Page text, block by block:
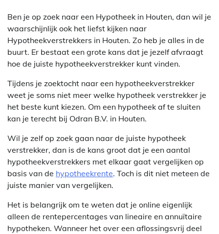
Ben je op zoek naar een Hypotheek in Houten, dan wil je
waarschijnlijk ook het liefst kijken naar
Hypotheekverstrekkers in Houten. Zo heb je alles in de
buurt. Er bestaat een grote kans dat je jezelf afvraagt
hoe de juiste hypotheekverstrekker kunt vinden.
Tijdens je zoektocht naar een hypotheekverstrekker
weet je soms niet meer welke hypotheek verstrekker je
het beste kunt kiezen. Om een hypotheek af te sluiten
kan je terecht bij Odran B.V. in Houten.
Wil je zelf op zoek gaan naar de juiste hypotheek
verstrekker, dan is de kans groot dat je een aantal
hypotheekverstrekkers met elkaar gaat vergelijken op
basis van de hypotheekrente. Toch is dit niet meteen de
juiste manier van vergelijken.
Het is belangrijk om te weten dat je online eigenlijk
alleen de rentepercentages van lineaire en annuïtaire
hypotheken. Wanneer het over een aflossingsvrij deel